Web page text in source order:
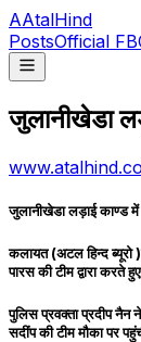
AAtalHind
PostsOfficial FB
जुलानीखेडा
जुलानीखेडा लड़ाई काण्ड
कलायत (अटल हिन्द ब्यूरो
पारस की टीम द्वारा
पुलिस प्रवक्ता प्रदीप नैन
सदींप की टीम मौका पर